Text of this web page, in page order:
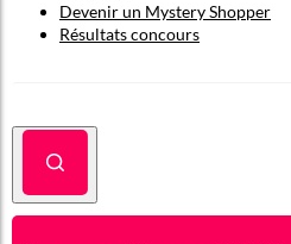
Devenir un Mystery Shopper
Résultats concours